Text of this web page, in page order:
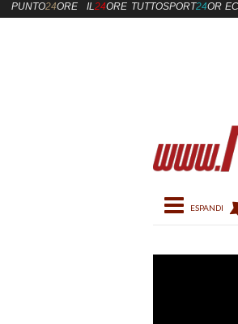
Toggle
PUNTO24ORE IL24ORE TUTTOSPORT24ORE